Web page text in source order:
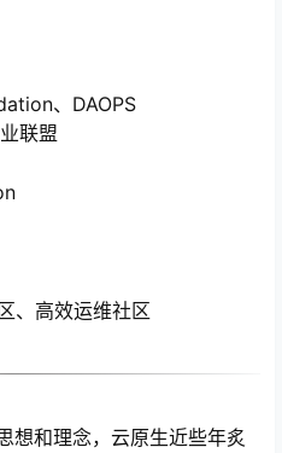
、DAOPS
联盟
、高效运维社区
想和理念，云原生近些年炙